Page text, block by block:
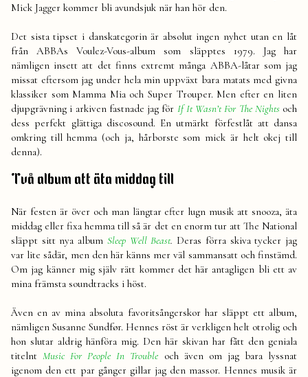
Mick Jagger kommer bli avundsjuk när han hör den.
Det sista tipset i danskategorin är absolut ingen nyhet utan en låt
från ABBAs Voulez-Vous-album som släpptes 1979. Jag har
nämligen insett att det finns extremt många ABBA-låtar som jag
missat eftersom jag under hela min uppväxt bara matats med givna
klassiker som Mamma Mia och Super Trouper. Men efter en liten
djupgrävning i arkiven fastnade jag för If It Wasn’t For The Nightsoch
dess perfekt glättiga discosound. En utmärkt förfestlåt att dansa
omkring till hemma (och ja, hårborste som mick är helt okej till
denna).
Två album att äta middag till
När festen är över och man längtar efter lugn musik att snooza, äta
middag eller fixa hemma till så är det en enorm tur att The National
släppt sitt nya album Sleep Well Beast. Deras förra skiva tycker jag
var lite sådär, men den här känns mer väl sammansatt och finstämd.
Om jag känner mig själv rätt kommer det här antagligen bli ett av
mina främsta soundtracks i höst.
Även en av mina absoluta favoritsångerskor har släppt ett album,
nämligen Susanne Sundfør. Hennes röst är verkligen helt otrolig och
hon slutar aldrig hänföra mig. Den här skivan har fått den geniala
titelntMusic For People In Trouble och även om jag bara lyssnat
igenom den ett par gånger gillar jag den massor. Hennes musik är